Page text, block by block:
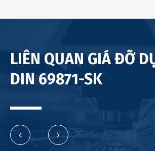
LIÊN QUAN GIÁ ĐỠ
DIN 69871-SK